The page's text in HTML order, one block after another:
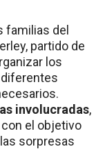
familias del
partido de
los
involucradas,
el objetivo
sorpresas